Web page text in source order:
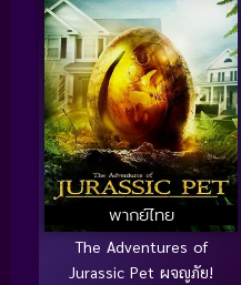
พากย์ไทย
The Adventures of
Jurassic Pet ผจญภัย!